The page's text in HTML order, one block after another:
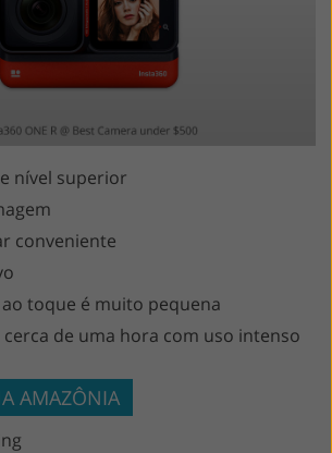
nível superior
conveniente
toque é muito pequena
de uma hora com uso intenso
AMAZÔNIA